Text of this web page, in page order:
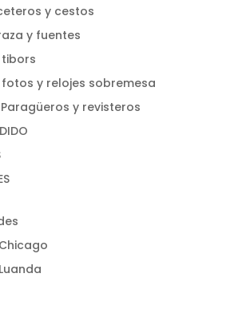
y cestos
y fuentes
y relojes sobremesa
y revisteros